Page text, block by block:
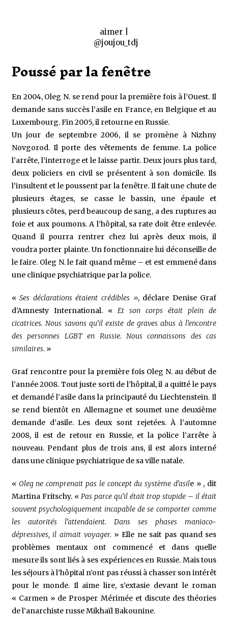
aimer |
@joujou_tdj
Poussé par la fenêtre
En 2004, Oleg N. se rend pour la première fois à l’Ouest. Il
demande sans succès l’asile en France, en Belgique et au
Luxembourg. Fin 2005, il retourne en Russie.
Un jour de septembre 2006, il se promène à Nizhny
Novgorod. Il porte des vêtements de femme. La police
l’arrête, l’interroge et le laisse partir. Deux jours plus tard,
deux policiers en civil se présentent à son domicile. Ils
l’insultent et le poussent par la fenêtre. Il fait une chute de
plusieurs étages, se casse le bassin, une épaule et
plusieurs côtes, perd beaucoup de sang, a des ruptures au
foie et aux poumons. A l’hôpital, sa rate doit être enlevée.
Quand il pourra rentrer chez lui après deux mois, il
voudra porter plainte. Un fonctionnaire lui déconseille de
le faire. Oleg N. le fait quand même – et est emmené dans
une clinique psychiatrique par la police.
«Ses déclarations étaient crédibles », déclare Denise Graf
d’Amnesty International. « Et son corps était plein de
cicatrices. Nous savons qu’il existe de graves abus à l’encontre
des personnes LGBT en Russie. Nous connaissons des cas
similaires. »
Graf rencontre pour la première fois Oleg N. au début de
l’année 2008. Tout juste sorti de l’hôpital, il a quitté le pays
et demandé l’asile dans la principauté du Liechtenstein. Il
se rend bientôt en Allemagne et soumet une deuxième
demande d’asile. Les deux sont rejetées. À l’automne
2008, il est de retour en Russie, et la police l’arrête à
nouveau. Pendant plus de trois ans, il est alors interné
dans une clinique psychiatrique de sa ville natale.
« Oleg ne comprenait pas le concept du système d’asile » , dit
Martina Fritschy. « Pas parce qu’il était trop stupide – il était
souvent psychologiquement incapable de se comporter comme
les autorités l’attendaient. Dans ses phases maniaco-
dépressives, il aimait voyager. » Elle ne sait pas quand ses
problèmes mentaux ont commencé et dans quelle
mesure ils sont liés à ses expériences en Russie. Mais tous
les séjours à l’hôpital n’ont pas réussi à chasser son intérêt
pour le monde. Il aime lire, s’extasie devant le roman
« Carmen » de Prosper Mérimée et discute des théories
de l’anarchiste russe Mikhaïl Bakounine.